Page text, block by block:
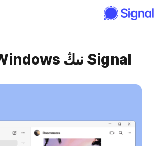
Signal نىڭ Windows نەشرى